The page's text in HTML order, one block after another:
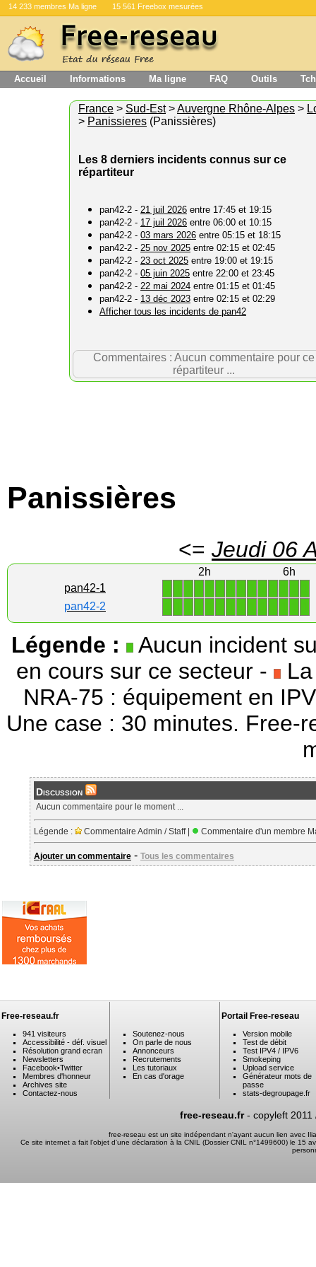
14 233 membres Ma ligne 15 561 Freebox mesurées
Accueil Informations Ma ligne FAQ Outils
France > Sud-Est>Auvergne Rhône-Alpes >
> Panissieres (Panissières)
Les 8 derniers incidents connus sur ce
répartiteur
pan42-2 - 21 juil 2026 entre 17:45 et 19:15
pan42-2 - 17 juil 2026 entre 06:00 et 10:15
pan42-2 - 03 mars 2026 entre 05:15 et 18:15
pan42-2 - 25 nov 2025 entre 02:15 et 02:45
pan42-2 - 23 oct 2025 entre 19:00 et 19:15
pan42-2 - 05 juin 2025 entre 22:00 et 23:45
pan42-2 - 22 mai 2024 entre 01:15 et 01:45
pan42-2 - 13 déc 2023 entre 02:15 et 02:29
Afficher tous les incidents de pan42
Commentaires : Aucun commentaire pour ce
répartiteur ...
Panissières
<= Jeudi 06
2h
6h
pan42-1
pan42-2
Légende :
Aucun incident
en cours sur ce secteur - La
NRA-75 : équipement en
Une case : 30 minutes. Free-
Discussion
Aucun commentaire pour le moment ...
Légende : Commentaire Admin / Staff | Commentaire d'un membre
Ajouter un commentaire - Tous les commentaires
Free-reseau.fr
941 visiteurs
Accessibilité - déf. visuel
Résolution grand ecran
Newsletters
Facebook•Twitter
Membres d'honneur
Archives site
Contactez-nous
Soutenez-nous
On parle de nous
Annonceurs
Recrutements
Les tutoriaux
En cas d'orage
Portail Free-reseau
Version mobile
Test de débit
Test IPV4 / IPV6
Smokeping
Upload service
Générateur mots de
passe
stats-degroupage.fr
free-reseau.fr- copyleft 2011
free-reseau est un site indépendant n'ayant aucun lien avec
Ce site internet a fait l'objet d'une déclaration à la CNIL (Dossier CNIL n°1499600) le 15